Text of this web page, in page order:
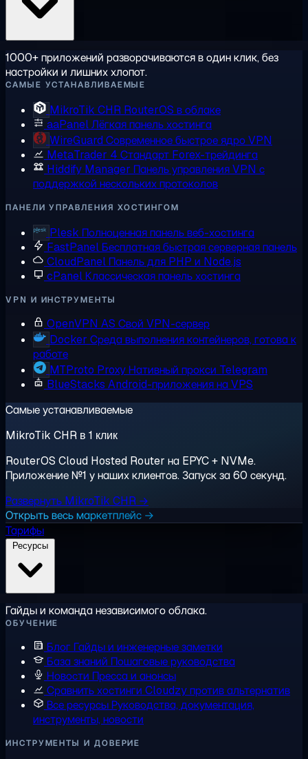
1000+ приложений разворачиваются в один клик, без
настройки и лишних хлопот.
САМЫЕ УСТАНАВЛИВАЕМЫЕ
MikroTik CHR RouterOS в облаке
aaPanelЛёгкая панель хостинга
WireGuard Современное быстрое ядро VPN
MetaTrader 4 Стандарт Forex-трейдинга
Hiddify Manager Панель управления VPN с
поддержкой нескольких протоколов
ПАНЕЛИ УПРАВЛЕНИЯ ХОСТИНГОМ
Plesk Полноценная панель веб-хостинга
FastPanelБесплатная быстрая серверная панель
CloudPanel Панель для PHP и Node.js
cPanelКлассическая панель хостинга
VPN И ИНСТРУМЕНТЫ
OpenVPN AS Свой VPN-сервер
Docker Среда выполнения контейнеров, готова к
работе
MTProto ProxyНативный прокси Telegram
BlueStacks Android-приложения на VPS
Самые устанавливаемые
MikroTik CHR в 1 клик
RouterOS Cloud Hosted Router на EPYC + NVMe.
Приложение №1 у наших клиентов. Запуск за 60 секунд.
Развернуть MikroTik CHR →
Открыть весь маркетплейс →
Тарифы
Гайды и команда независимого облака.
ОБУЧЕНИЕ
Блог Гайды и инженерные заметки
База знаний Пошаговые руководства
Новости Пресса и анонсы
Сравнить хостинги Cloudzy против альтернатив
Все ресурсыРуководства, документация,
инструменты, новости
ИНСТРУМЕНТЫ И ДОВЕРИЕ